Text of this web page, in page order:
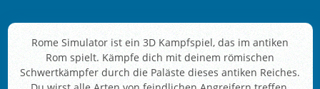
Rome Simulator ist ein 3D Kampfspiel, das im antiken
Rom spielt. Kämpfe dich mit deinem römischen
Schwertkämpfer durch die Paläste dieses antiken Reiches.